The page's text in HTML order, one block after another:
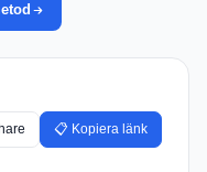
📋 Kopiera länk